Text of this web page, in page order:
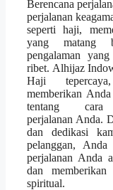
Berencana
perjalanan
seperti haji,
yang matang
pengalaman
ribet. Alhijaz
Haji
memberikan
tentang cara
perjalanan Anda.
dan dedikasi
pelanggan,
perjalanan Anda
dan memberikan
spiritual.